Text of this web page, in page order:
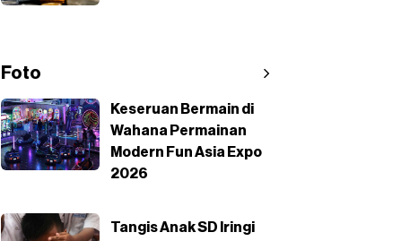
Foto
Keseruan Bermain di
Wahana Permainan
Modern Fun Asia Expo
2026
Tangis Anak SD Iringi